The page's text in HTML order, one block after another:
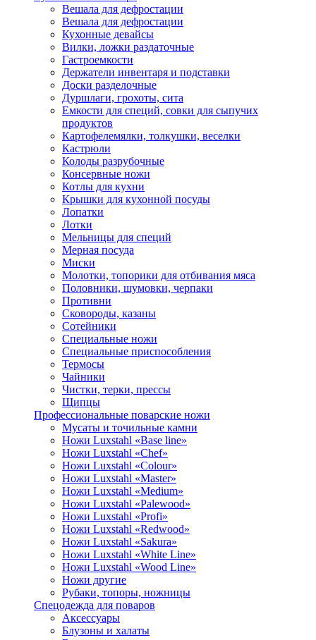
Вешала для дефростации
Вешала для дефростации
Кухонные девайсы
Вилки, ложки раздаточные
Гастроемкости
Держатели инвентаря и подставки
Доски разделочные
Дуршлаги, грохоты, сита
Емкости для специй, совки для сыпучих
продуктов
Картофелемялки, толкушки, веселки
Кастрюли
Колоды разрубочные
Консервные ножи
Котлы для кухни
Крышки для кухонной посуды
Лопатки
Лотки
Мельницы для специй
Мерная посуда
Миски
Молотки, топорики для отбивания мяса
Половники, шумовки, черпаки
Противни
Сковороды, казаны
Сотейники
Специальные ножи
Специальные приспособления
Термосы
Чайники
Чистки, терки, прессы
Щипцы
Профессиональные поварские ножи
Мусаты и точильные камни
Ножи Luxstahl «Base line»
Ножи Luxstahl «Chef»
Ножи Luxstahl «Colour»
Ножи Luxstahl «Master»
Ножи Luxstahl «Medium»
Ножи Luxstahl «Palewood»
Ножи Luxstahl «Profi»
Ножи Luxstahl «Redwood»
Ножи Luxstahl «Sakura»
Ножи Luxstahl «White Line»
Ножи Luxstahl «Wood Line»
Ножи другие
Рубаки, топоры, ножницы
Спецодежда для поваров
Аксессуары
Блузоны и халаты